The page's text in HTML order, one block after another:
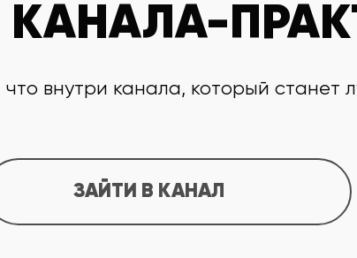
КАНАЛА-
внутри канала, который станет
ЗАЙТИ В КАНАЛ